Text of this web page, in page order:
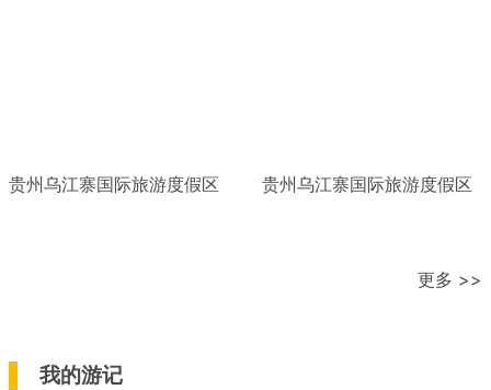
贵州乌江寨国际旅游度假区 贵州乌江寨国际旅游度假区
更多 >>
我的游记